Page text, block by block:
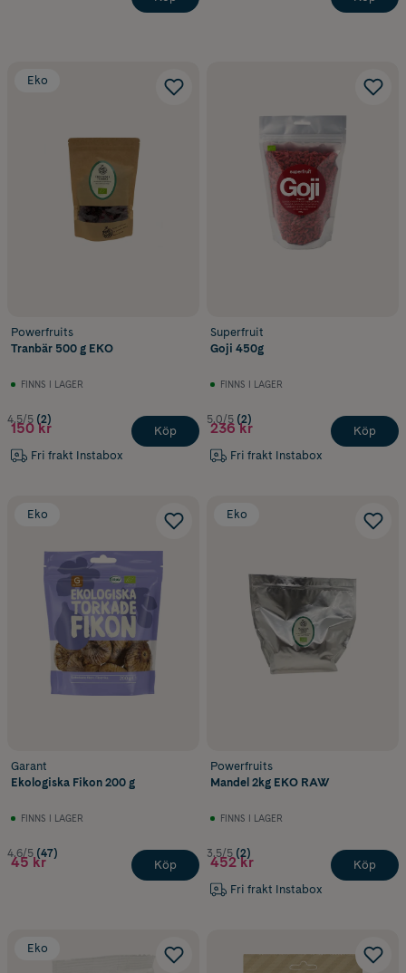
Eko
Powerfruits
Tranbär 500 g EKO
FINNS I LAGER
4.5/5 (2)
150 kr
Fri frakt Instabox
Köp
Superfruit
Goji 450g
FINNS I LAGER
5.0/5 (2)
236 kr
Fri frakt Instabox
Köp
Eko
Garant
Ekologiska Fikon 200 g
FINNS I LAGER
4.6/5 (47)
45 kr Köp
Eko
Powerfruits
Mandel 2kg EKO RAW
FINNS I LAGER
3.5/5 (2)
452 kr
Fri frakt Instabox
Köp
Eko